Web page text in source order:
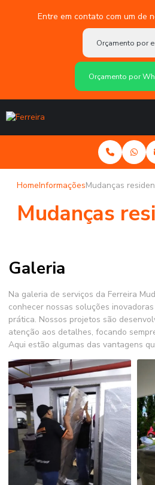
Entre em contato com um de
Orçamento por
Orçamento por
HomeInformaçõesMudanças
Mudanças
Galeria
Na galeria de serviços da Ferreira
conhecer nossas soluções
prática. Nossos projetos são
atenção aos detalhes, focando
Aqui estão algumas das vantagens